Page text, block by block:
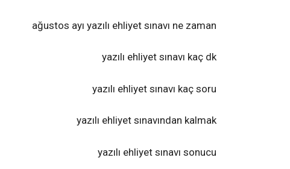
ağustos ayı yazılı ehliyet sınavı ne zaman
yazılı ehliyet sınavı kaç dk
yazılı ehliyet sınavı kaç soru
yazılı ehliyet sınavından kalmak
yazılı ehliyet sınavı sonucu